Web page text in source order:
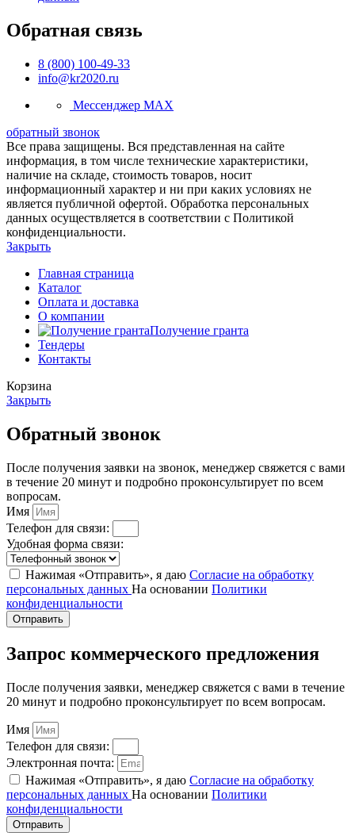
Обратная связь
8 (800) 100-49-33
info@kr2020.ru
Мессенджер MAX
обратный звонок
Все права защищены. Вся представленная на сайте
информация, в том числе технические характеристики,
наличие на складе, стоимость товаров, носит
информационный характер и ни при каких условиях не
является публичной офертой. Обработка персональных
данных осуществляется в соответствии с Политикой
конфиденциальности.
Закрыть
Главная страница
Каталог
Оплата и доставка
О компании
Получение гранта
Тендеры
Контакты
Корзина
Закрыть
Обратный звонок
После получения заявки на звонок, менеджер свяжется с вами
в течение 20 минут и подробно проконсультирует по всем
вопросам.
Имя
Телефон для связи:
Удобная форма связи:
Нажимая «Отправить», я даю Согласие на обработку
персональных данных На основании Политики
конфиденциальности
Отправить
Запрос коммерческого предложения
После получения заявки, менеджер свяжется с вами в течение
20 минут и подробно проконсультирует по всем вопросам.
Имя
Телефон для связи:
Электронная почта:
Нажимая «Отправить», я даю Согласие на обработку
персональных данных На основании Политики
конфиденциальности
Отправить